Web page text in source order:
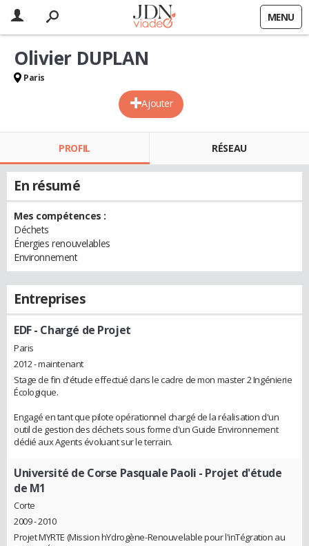
MENU
Ajouter
Olivier DUPLAN
Paris
PROFIL RÉSEAU
En résumé
Mes compétences :
Déchets
Énergies renouvelables
Environnement
Entreprises
EDF- Chargé de Projet
Paris
2012 - maintenant
Stage de fin d'étude effectué dans le cadre de mon master 2 Ingénierie
Écologique.
Engagé en tant que pilote opérationnel chargé de la réalisation d'un
outil de gestion des déchets sous forme d'un Guide Environnement
dédié aux Agents évoluant sur le terrain.
Université de Corse Pasquale Paoli - Projet d'étude
de M1
Corte
2009 - 2010
Projet MYRTE (Mission hYdrogène-Renouvelable pour l'inTégration au